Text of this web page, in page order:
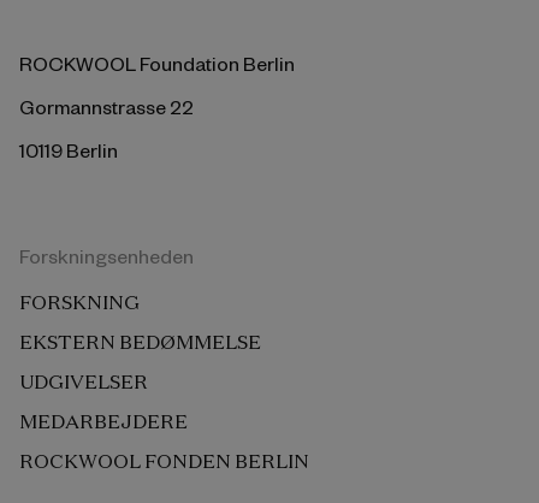
ROCKWOOL Foundation Berlin
Gormannstrasse 22
10119 Berlin
Forskningsenheden
FORSKNING
EKSTERN BEDØMMELSE
UDGIVELSER
MEDARBEJDERE
ROCKWOOL FONDEN BERLIN